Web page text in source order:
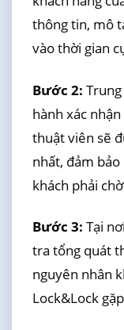
thông tin, mô
vào thời gian
Bước 2:
hành xác
thuật viên sẽ
nhất, đảm
khách phải
Bước 3: Tại
tra tổng quát
nguyên nhân
Lock&Lock